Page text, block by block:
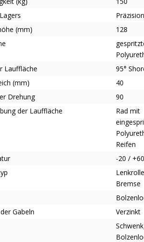
(mm)
128
Lauffläche
95°
(mm)
40
Drehung
90
der Lauffläche
Rad mit
Reifen
-20 /
Bremse
Gabeln
Verzinkt